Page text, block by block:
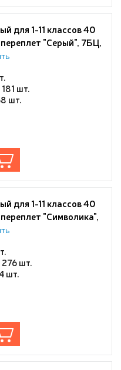
для 1-11 классов 40
"Серый", 7БЦ,
181 шт.
шт.
для 1-11 классов 40
"Символика",
276 шт.
шт.